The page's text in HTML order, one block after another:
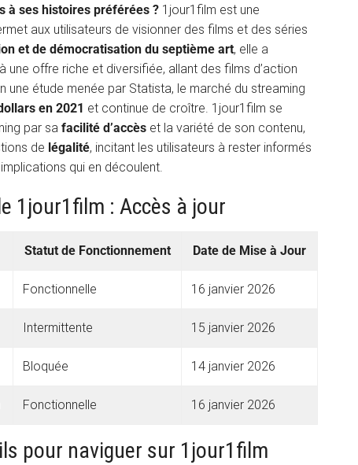
à ses histoires préférées ? 1jour1film est une
aux utilisateurs de visionner des films et des séries
et de démocratisation du septième art, elle a
une offre riche et diversifiée, allant des films d’action
une étude menée par Statista, le marché du streaming
en 2021 et continue de croître. 1jour1film se
par sa facilité d’accès et la variété de son contenu,
de légalité, incitant les utilisateurs à rester informés
qui en découlent.
1jour1film : Accès à jour
Statut de Fonctionnement Date de Mise à Jour
Fonctionnelle 16 janvier 2026
Intermittente 15 janvier 2026
Bloquée 14 janvier 2026
Fonctionnelle 16 janvier 2026
pour naviguer sur 1jour1film